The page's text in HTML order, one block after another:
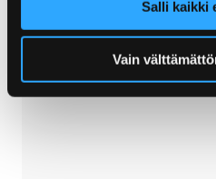
Salli kaikki
Vain